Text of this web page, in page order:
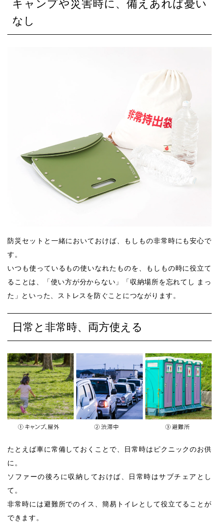
キャンプや災害時に、備えあれば憂い
なし
防災セットと一緒においておけば、もしもの非常時にも安心で
す。
いつも使っているもの使いなれたものを、もしもの時に役⽴て
ることは、「使い⽅が分からない」「収納場所を忘れてし まっ
た」といった、ストレスを防ぐことにつながります。
日常と非常時、両方使える
たとえば⾞に常備しておくことで、⽇常時はピクニックのお供
に。
ソファーの後ろに収納しておけば、⽇常時はサブチェアとし
て。
⾮常時には避難所でのイス、簡易トイレとして役⽴てることが
できます。